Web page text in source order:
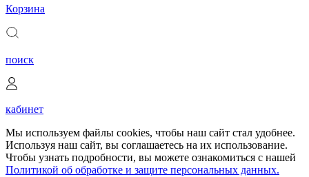
Корзина
поиск
кабинет
Мы используем файлы cookies, чтобы наш сайт стал удобнее.
Используя наш сайт, вы соглашаетесь на их использование.
Чтобы узнать подробности, вы можете ознакомиться с нашей
Политикой об обработке и защите персональных данных.